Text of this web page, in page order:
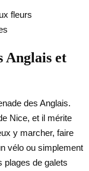
fleurs
Anglais et
des Anglais.
Nice, et il mérite
y marcher, faire
vélo ou simplement
plages de galets